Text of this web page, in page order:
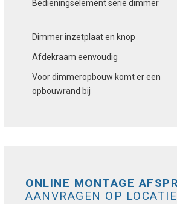
Bedieningselement serie dimmer
Dimmer inzetplaat en knop
Afdekraam eenvoudig
Voor dimmeropbouw komt er een
opbouwrand bij
ONLINE MONTAGE
AANVRAGEN OP LOCATIE